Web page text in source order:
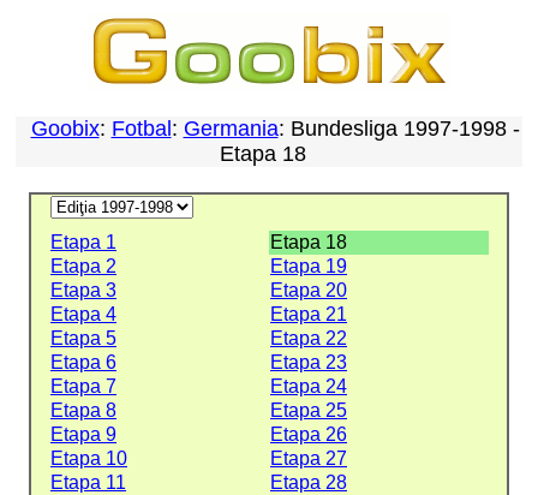
Goobix: Fotbal : Germania: Bundesliga 1997-1998 -
Etapa 18
Etapa 1
Etapa 18
Etapa 2
Etapa 19
Etapa 3
Etapa 20
Etapa 4
Etapa 21
Etapa 5
Etapa 22
Etapa 6
Etapa 23
Etapa 7
Etapa 24
Etapa 8
Etapa 25
Etapa 9
Etapa 26
Etapa 10
Etapa 27
Etapa 11
Etapa 28